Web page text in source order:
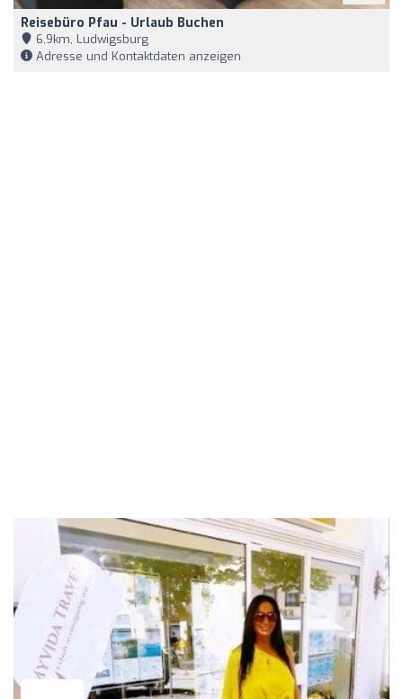
Reisebüro Pfau - Urlaub Buchen
6,9km, Ludwigsburg
Adresse und Kontaktdaten anzeigen